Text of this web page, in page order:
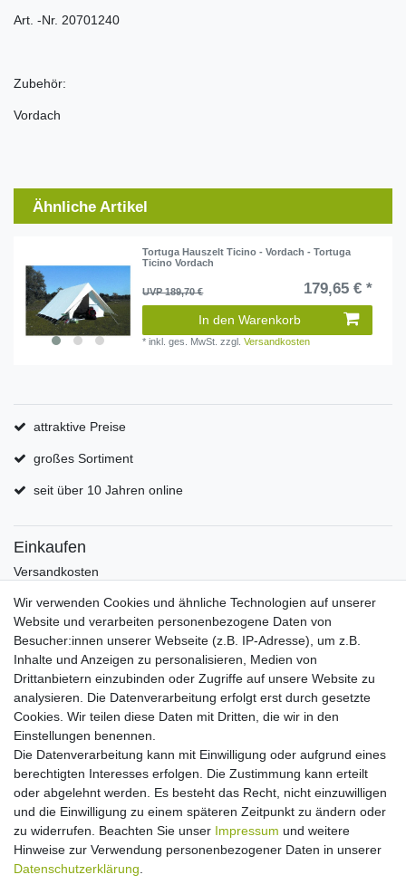
Art. -Nr. 20701240
Zubehör:
Vordach
Ähnliche Artikel
Tortuga Hauszelt Ticino - Vordach - Tortuga
Ticino Vordach
UVP 189,70 € 179,65 € *
In den Warenkorb
*inkl. ges. MwSt. zzgl.Versandkosten
attraktive Preise
großes Sortiment
seit über 10 Jahren online
Einkaufen
Versandkosten
Hilfe
Informationen
Batterieverordnung
Über uns
Garantie Paella/Allgrill
Garantie Autohome
Newsletter
Honig
Hiermit bestätige ich, dass ich die Daten­schutz­erklärunggelesen habe. Meine
Einwilligung kann ich jederzeit widerrufen.**
Wir verwenden Cookies und ähnliche Technologien auf unserer
Website und verarbeiten personenbezogene Daten von
Besucher:innen unserer Webseite (z.B. IP-Adresse), um z.B.
Inhalte und Anzeigen zu personalisieren, Medien von
Drittanbietern einzubinden oder Zugriffe auf unsere Website zu
analysieren. Die Datenverarbeitung erfolgt erst durch gesetzte
Cookies. Wir teilen diese Daten mit Dritten, die wir in den
Einstellungen benennen.
Die Datenverarbeitung kann mit Einwilligung oder aufgrund eines
berechtigten Interesses erfolgen. Die Zustimmung kann erteilt
oder abgelehnt werden. Es besteht das Recht, nicht einzuwilligen
und die Einwilligung zu einem späteren Zeitpunkt zu ändern oder
zu widerrufen. Beachten Sie unser Impressum und weitere
Hinweise zur Verwendung personenbezogener Daten in unserer
Daten­schutz­erklärung